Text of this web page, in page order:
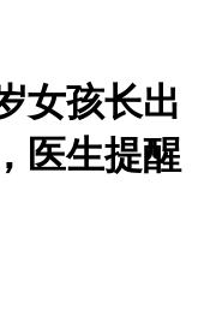
女孩长出
医生提醒